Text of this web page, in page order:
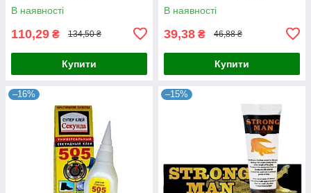
В наявності
110,29 ₴ 134,50 ₴
Купити
В наявності
39,38 ₴ 46,88 ₴
Купити
–16% –15%